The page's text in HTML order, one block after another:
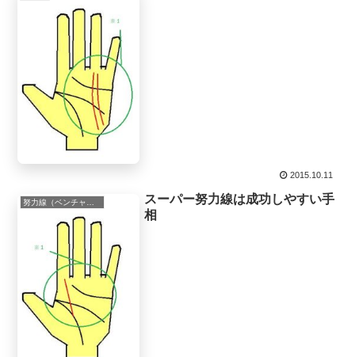
2015.10.11
努力線（ベンチャー線,希望線,向上線）
スーパー努力線は成功しやすい手
相